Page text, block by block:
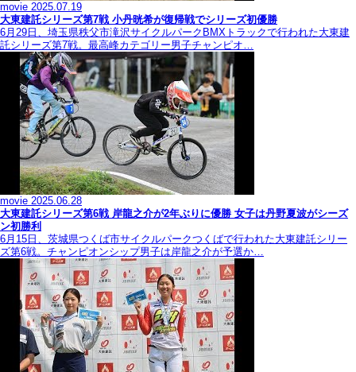
movie 2025.07.19
大東建託シリーズ第7戦 ⼩丹晄希が復帰戦でシリーズ初優勝
6月29日、埼玉県秩父市滝沢サイクルパークBMXトラックで行われた大東建
託シリーズ第7戦。最高峰カテゴリー男子チャンピオ…
movie 2025.06.28
大東建託シリーズ第6戦 岸龍之介が2年ぶりに優勝 女子は丹野夏波がシーズ
ン初勝利
6月15日、茨城県つくば市サイクルパークつくばで行われた大東建託シリー
ズ第6戦。チャンピオンシップ男子は岸龍之介が予選か…